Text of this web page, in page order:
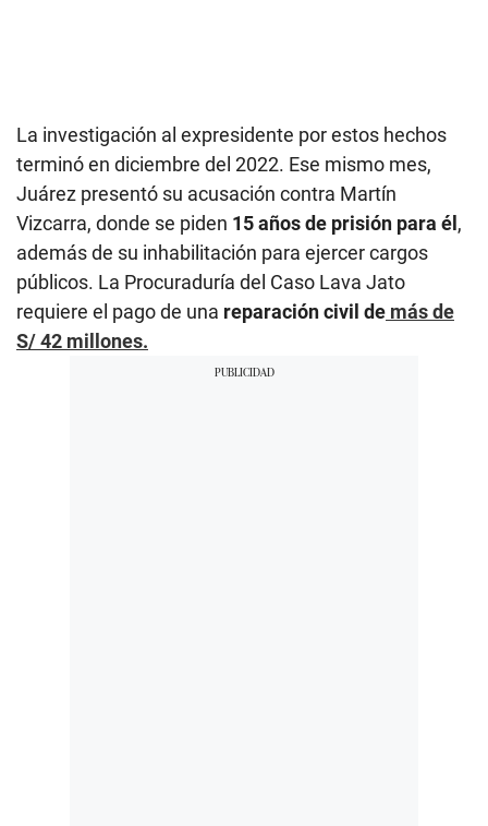
La investigación al expresidente por estos hechos
terminó en diciembre del 2022. Ese mismo mes,
Juárez presentó su acusación contra Martín
Vizcarra, donde se piden 15 años de prisión para él ,
además de su inhabilitación para ejercer cargos
públicos. La Procuraduría del Caso Lava Jato
requiere el pago de una reparación civil de más de
S/ 42 millones.